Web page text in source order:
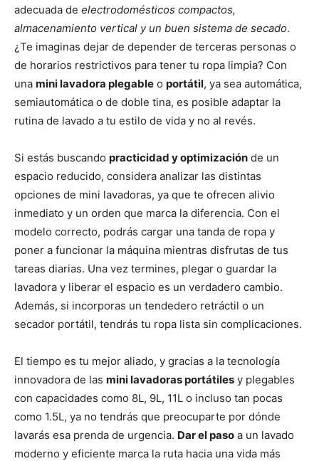
adecuada de electrodomésticos compactos,
almacenamiento vertical y un buen sistema de secado.
¿Te imaginas dejar de depender de terceras personas o
de horarios restrictivos para tener tu ropa limpia? Con
una mini lavadora plegable o portátil, ya sea automática,
semiautomática o de doble tina, es posible adaptar la
rutina de lavado a tu estilo de vida y no al revés.
Si estás buscando practicidad y optimización de un
espacio reducido, considera analizar las distintas
opciones de mini lavadoras, ya que te ofrecen alivio
inmediato y un orden que marca la diferencia. Con el
modelo correcto, podrás cargar una tanda de ropa y
poner a funcionar la máquina mientras disfrutas de tus
tareas diarias. Una vez termines, plegar o guardar la
lavadora y liberar el espacio es un verdadero cambio.
Además, si incorporas un tendedero retráctil o un
secador portátil, tendrás tu ropa lista sin complicaciones.
El tiempo es tu mejor aliado, y gracias a la tecnología
innovadora de las mini lavadoras portátiles y plegables
con capacidades como 8L, 9L, 11L o incluso tan pocas
como 1.5L, ya no tendrás que preocuparte por dónde
lavarás esa prenda de urgencia. Dar el paso a un lavado
moderno y eficiente marca la ruta hacia una vida más